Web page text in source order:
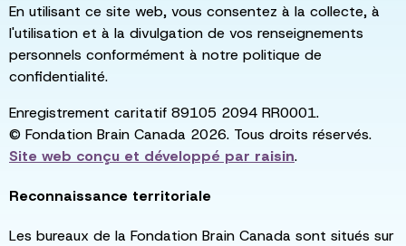
En utilisant ce site web, vous consentez à la collecte, à
l'utilisation et à la divulgation de vos renseignements
personnels conformément à notre politique de
confidentialité.
Enregistrement caritatif 89105 2094 RR0001.
© Fondation Brain Canada 2026. Tous droits réservés.
Site web conçu et développé par raisin.
Reconnaissance territoriale
Les bureaux de la Fondation Brain Canada sont situés sur